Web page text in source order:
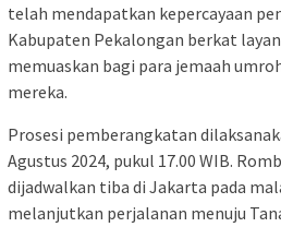
telah mendapatkan kepercayaan
Kabupaten Pekalongan berkat
memuaskan bagi para jemaah
mereka.
Prosesi pemberangkatan
Agustus 2024, pukul 17.00 WIB.
dijadwalkan tiba di Jakarta pada
melanjutkan perjalanan menuju